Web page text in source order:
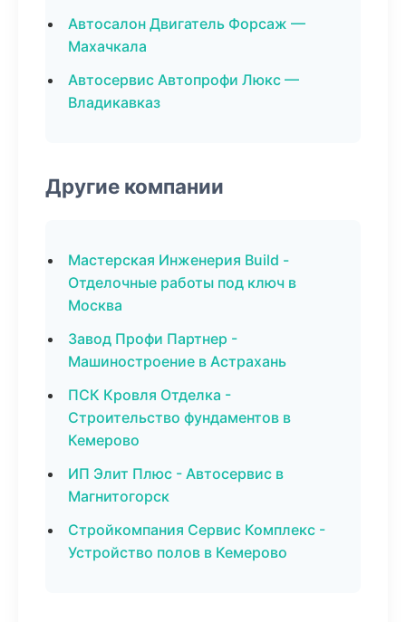
Автосалон Двигатель Форсаж —
Махачкала
Автосервис Автопрофи Люкс —
Владикавказ
Другие компании
Мастерская Инженерия Build -
Отделочные работы под ключ в
Москва
Завод Профи Партнер -
Машиностроение в Астрахань
ПСК Кровля Отделка -
Строительство фундаментов в
Кемерово
ИП Элит Плюс - Автосервис в
Магнитогорск
Стройкомпания Сервис Комплекс -
Устройство полов в Кемерово